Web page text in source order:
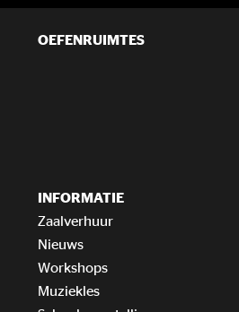
OEFENRUIMTES
INFORMATIE
Zaalverhuur
Nieuws
Workshops
Muziekles